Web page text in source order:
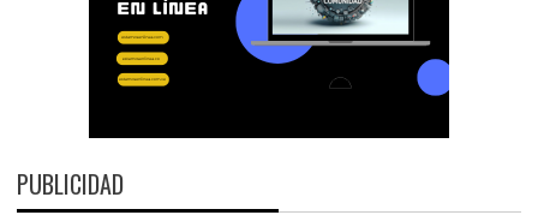
PUBLICIDAD